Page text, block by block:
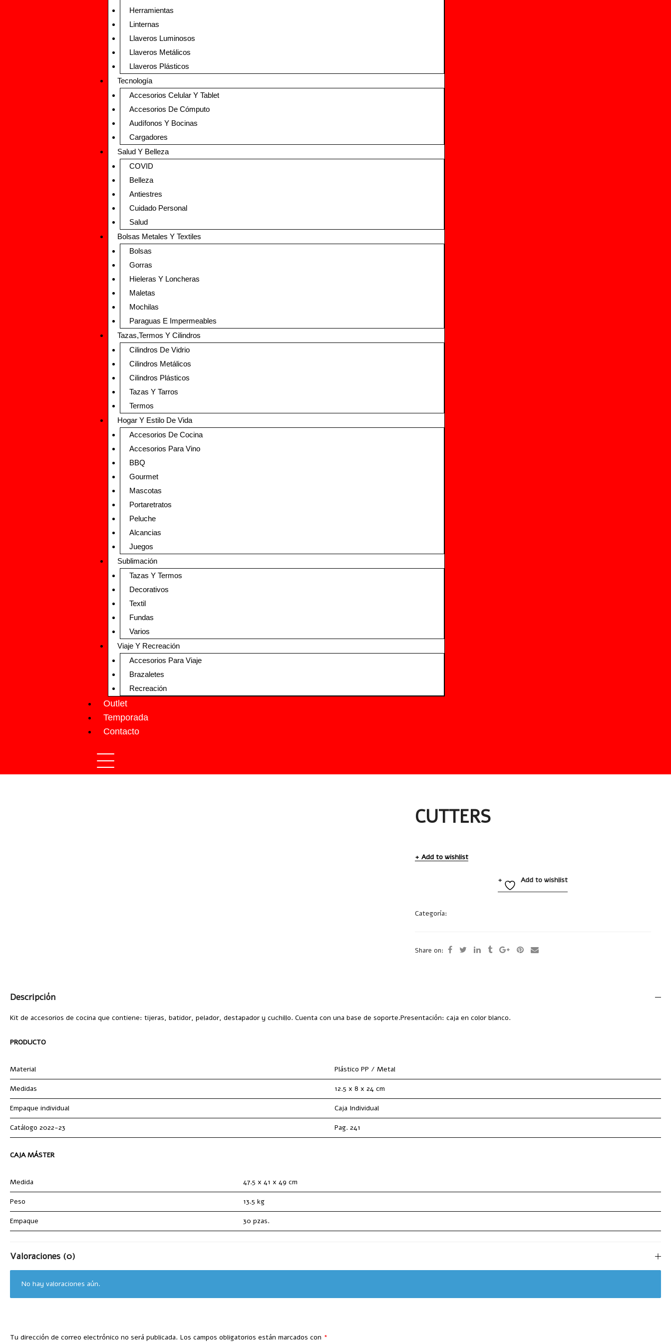
Herramientas
Linternas
Llaveros Luminosos
Llaveros Metálicos
Llaveros Plásticos
Tecnología
Accesorios Celular Y Tablet
Accesorios De Cómputo
Audífonos Y Bocinas
Cargadores
Salud Y Belleza
COVID
Belleza
Antiestres
Cuidado Personal
Salud
Bolsas Metales Y Textiles
Bolsas
Gorras
Hieleras Y Loncheras
Maletas
Mochilas
Paraguas E Impermeables
Tazas,Termos Y Cilindros
Cilindros De Vidrio
Cilindros Metálicos
Cilindros Plásticos
Tazas Y Tarros
Termos
Hogar Y Estilo De Vida
Accesorios De Cocina
Accesorios Para Vino
BBQ
Gourmet
Mascotas
Portaretratos
Peluche
Alcancias
Juegos
Sublimación
Tazas Y Termos
Decorativos
Textil
Fundas
Varios
Viaje Y Recreación
Accesorios Para Viaje
Brazaletes
Recreación
Outlet
Temporada
Contacto
CUTTERS
Add to wishlist
Add to wishlist
Categoría:
Share on:
Descripción
Kit de accesorios de cocina que contiene: tijeras, batidor, pelador, destapador y cuchillo. Cuenta con una base de soporte.Presentación: caja en color blanco.
PRODUCTO
Material Plástico PP / Metal
Medidas 12.5 x 8 x 24 cm
Empaque individual Caja Individual
Catálogo 2022-23 Pag. 241
CAJA MÁSTER
Medida 47.5 x 41 x 49 cm
Peso 13.5 kg
Empaque 30 pzas.
Valoraciones (0)
No hay valoraciones aún.
Tu dirección de correo electrónico no será publicada. Los campos obligatorios están marcados con *